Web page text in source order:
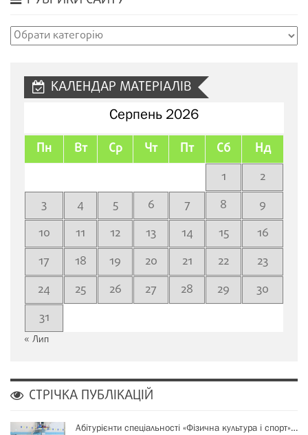
Рубрики
КАЛЕНДАР МАТЕРІАЛІВ
Серпень 2026
Пн Вт Ср Чт Пт Сб Нд
1
2
3
4 5 6 7 8
9
10
11 12 13 14 15
16
17
18 19 20 21 22
23
24
25 26 27 28 29
30
31
« Лип
СТРІЧКА ПУБЛІКАЦІЙ
Абітурієнти спеціальності «Фізична культура і спорт»…